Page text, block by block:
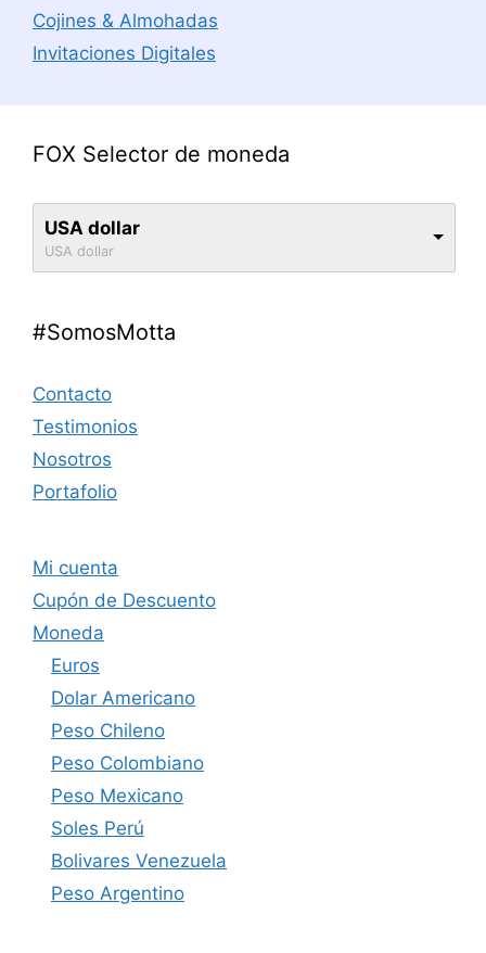
Cojines & Almohadas
Invitaciones Digitales
FOX Selector de moneda
USA dollar
USA dollar
#SomosMotta
Contacto
Testimonios
Nosotros
Portafolio
Mi cuenta
Cupón de Descuento
Moneda
Euros
Dolar Americano
Peso Chileno
Peso Colombiano
Peso Mexicano
Soles Perú
Bolivares Venezuela
Peso Argentino